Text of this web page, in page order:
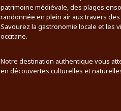
patrimoine médiévale, des plages
randonnée en plein air aux travers
Savourez la gastronomie locale et les
occitane.
Notre destination authentique vous
en découvertes culturelles et